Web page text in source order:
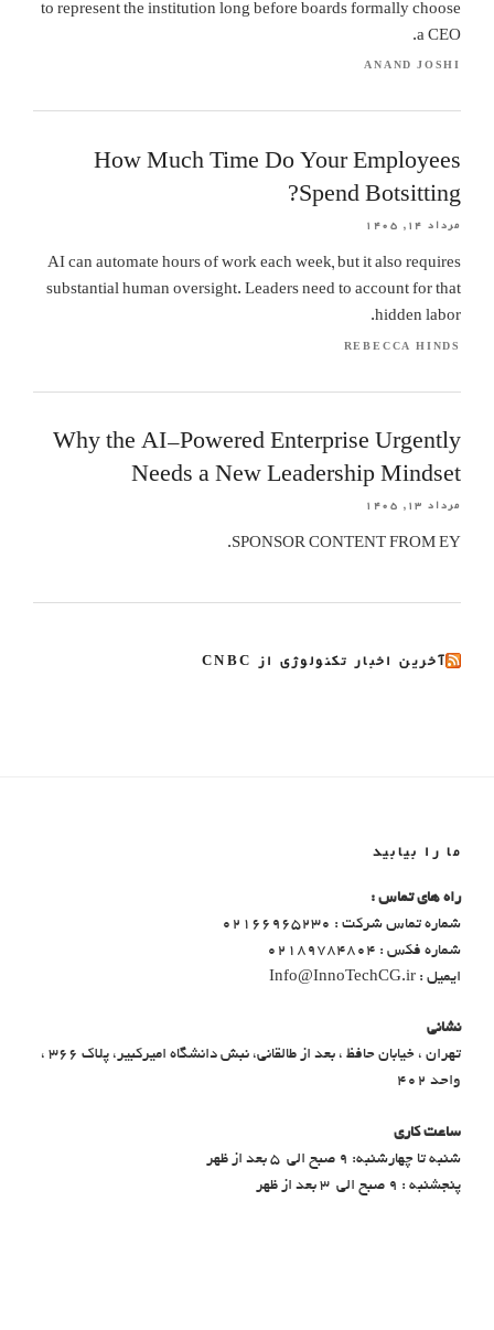
to represent the institution long before boards formally choose
a CEO.
ANAND JOSHI
How Much Time Do Your Employees
Spend Botsitting?
مرداد ۱۴, ۱۴۰۵
AI can automate hours of work each week, but it also requires
substantial human oversight. Leaders need to account for that
hidden labor.
REBECCA HINDS
Why the AI-Powered Enterprise Urgently
Needs a New Leadership Mindset
مرداد ۱۳, ۱۴۰۵
SPONSOR CONTENT FROM EY.
آخرین اخبار تکنولوژی از CNBC
ما را بیابید
راه های تماس :
شماره تماس شرکت : 02166965230
شماره فکس : 02189784804
ایمیل : Info@InnoTechCG.ir
نشانی
تهران ، خیابان حافظ ، بعد از طالقانی، نبش دانشگاه امیرکبیر، پلاک 366 ،
واحد 402
ساعت کاری
شنبه تا چهارشنبه: ۹ صبح الی ۵ بعد از ظهر
پنجشنبه : ۹ صبح الی ۳ بعد از ظهر